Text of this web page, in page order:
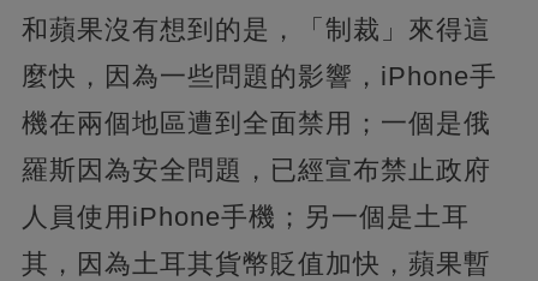
和蘋果沒有想到的是，「制裁」來得這
麼快，因為一些問題的影響，iPhone手
機在兩個地區遭到全面禁用；一個是俄
羅斯因為安全問題，已經宣布禁止政府
人員使用iPhone手機；另一個是土耳
其，因為土耳其貨幣貶值加快，蘋果暫